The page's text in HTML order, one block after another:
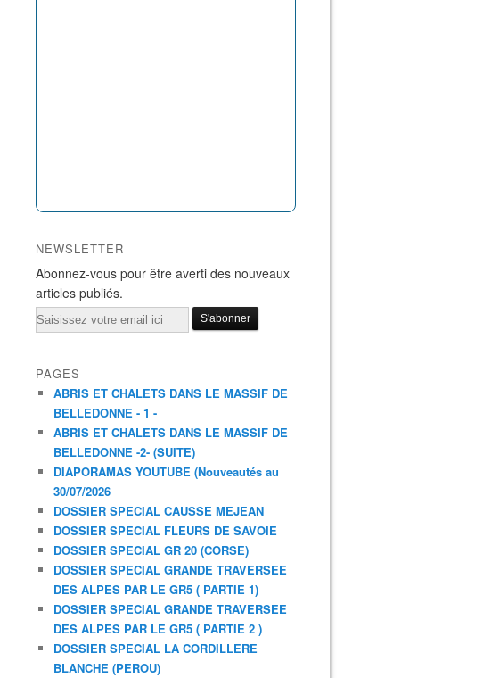
NEWSLETTER
Abonnez-vous pour être averti des nouveaux
articles publiés.
Email
PAGES
ABRIS ET CHALETS DANS LE MASSIF DE
BELLEDONNE - 1 -
ABRIS ET CHALETS DANS LE MASSIF DE
BELLEDONNE -2- (SUITE)
DIAPORAMAS YOUTUBE (Nouveautés au
30/07/2026
DOSSIER SPECIAL CAUSSE MEJEAN
DOSSIER SPECIAL FLEURS DE SAVOIE
DOSSIER SPECIAL GR 20 (CORSE)
DOSSIER SPECIAL GRANDE TRAVERSEE
DES ALPES PAR LE GR5 ( PARTIE 1)
DOSSIER SPECIAL GRANDE TRAVERSEE
DES ALPES PAR LE GR5 ( PARTIE 2 )
DOSSIER SPECIAL LA CORDILLERE
BLANCHE (PEROU)